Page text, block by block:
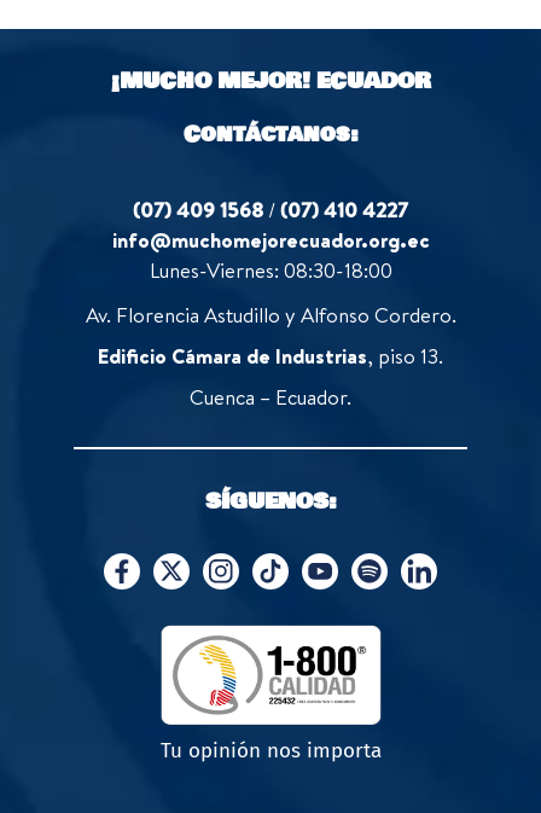
¡MUCHO MEJOR!ECUADOR
Contáctanos:
(07) 409 1568 /(07) 410 4227
info@muchomejorecuador.org.ec
Lunes-Viernes: 08:30-18:00
Av. Florencia Astudillo y Alfonso Cordero.
Edificio Cámara de Industrias, piso 13.
Cuenca – Ecuador.
SÍGUENOS:
Tu opinión nos importa